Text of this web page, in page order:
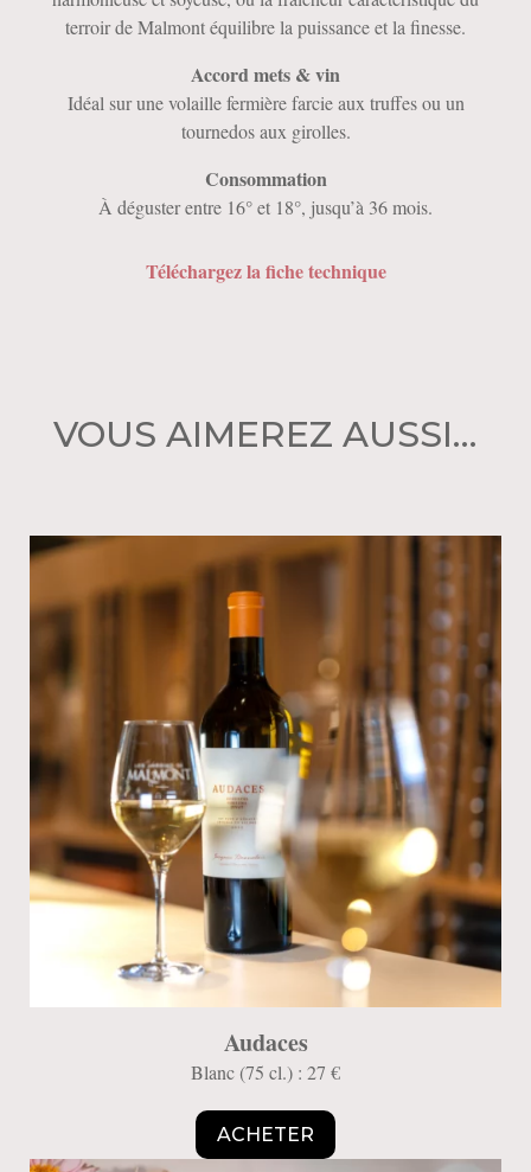
terroir de Malmont équilibre la puissance et la finesse.
Accord mets & vin
Idéal sur une volaille fermière farcie aux truffes ou un
tournedos aux girolles.
Consommation
À déguster entre 16° et 18°, jusqu’à 36 mois.
Téléchargez la fiche technique
VOUS AIMEREZ AUSSI…
Audaces
Blanc (75 cl.) : 27 €
ACHETER